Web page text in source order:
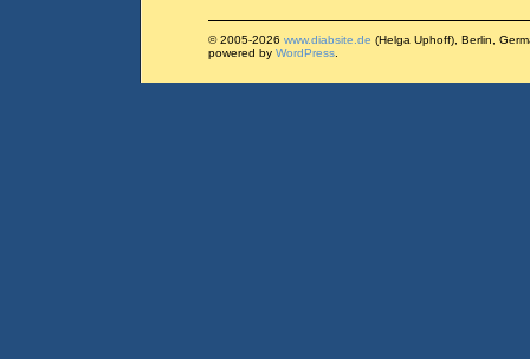
© 2005-2026 www.diabsite.de (Helga Uphoff), Berlin,
powered by WordPress.